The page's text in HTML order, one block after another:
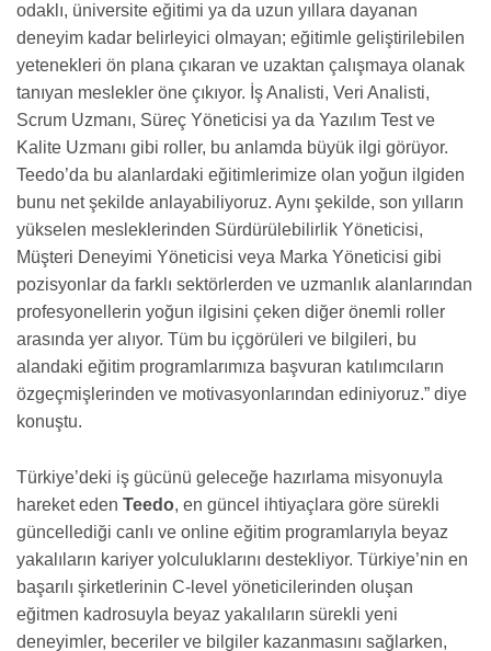
odaklı, üniversite eğitimi ya da uzun yıllara dayanan
deneyim kadar belirleyici olmayan; eğitimle geliştirilebilen
yetenekleri ön plana çıkaran ve uzaktan çalışmaya olanak
tanıyan meslekler öne çıkıyor. İş Analisti, Veri Analisti,
Scrum Uzmanı, Süreç Yöneticisi ya da Yazılım Test ve
Kalite Uzmanı gibi roller, bu anlamda büyük ilgi görüyor.
Teedo’da bu alanlardaki eğitimlerimize olan yoğun ilgiden
bunu net şekilde anlayabiliyoruz. Aynı şekilde, son yılların
yükselen mesleklerinden Sürdürülebilirlik Yöneticisi,
Müşteri Deneyimi Yöneticisi veya Marka Yöneticisi gibi
pozisyonlar da farklı sektörlerden ve uzmanlık alanlarından
profesyonellerin yoğun ilgisini çeken diğer önemli roller
arasında yer alıyor. Tüm bu içgörüleri ve bilgileri, bu
alandaki eğitim programlarımıza başvuran katılımcıların
özgeçmişlerinden ve motivasyonlarından ediniyoruz.” diye
konuştu.
Türkiye’deki iş gücünü geleceğe hazırlama misyonuyla
hareket eden Teedo, en güncel ihtiyaçlara göre sürekli
güncellediği canlı ve online eğitim programlarıyla beyaz
yakalıların kariyer yolculuklarını destekliyor. Türkiye’nin en
başarılı şirketlerinin C-level yöneticilerinden oluşan
eğitmen kadrosuyla beyaz yakalıların sürekli yeni
deneyimler, beceriler ve bilgiler kazanmasını sağlarken,